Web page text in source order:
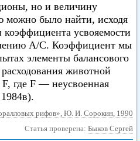
но и величину
было найти, исходя
усвояемости
А/С. Коэффициент мы
элементы балансового
животной
где F — неусвоенная
рифов», Ю. И. Сорокин, 1990
Статья проверена: Быков Сергей